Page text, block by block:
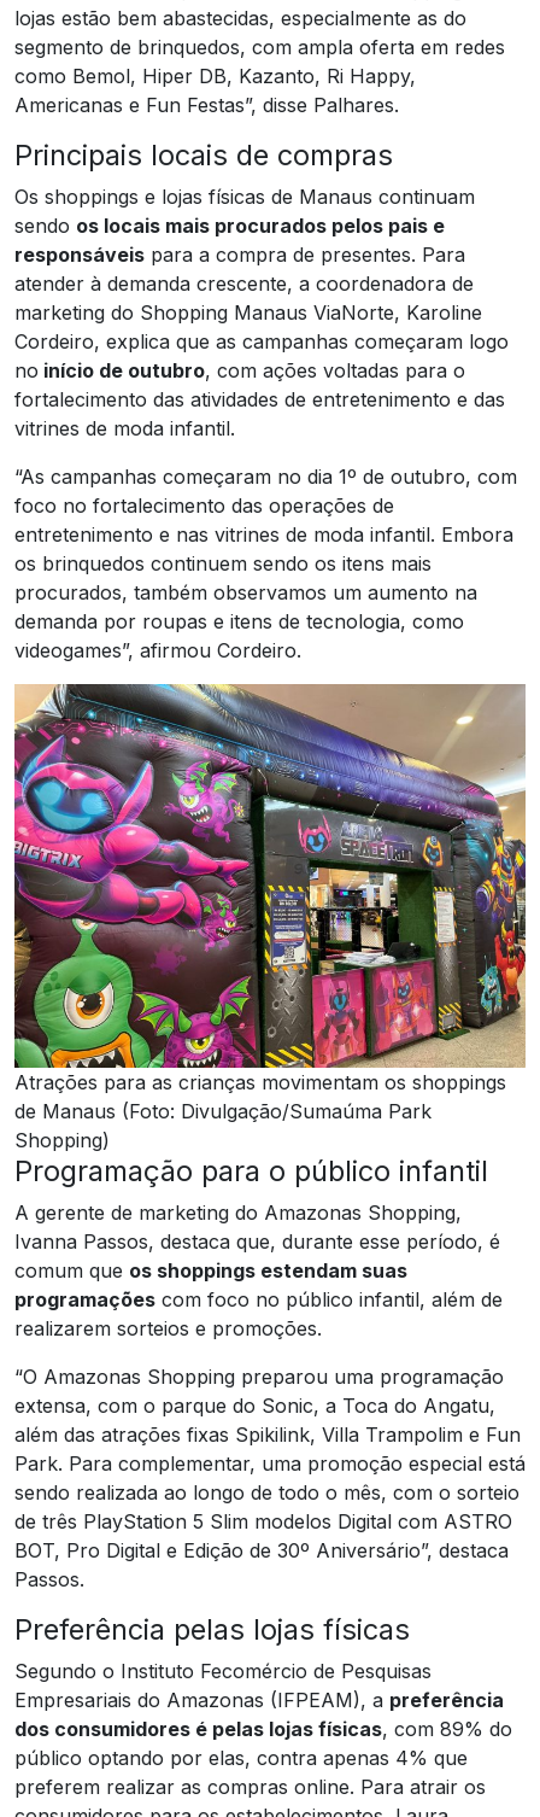
lojas estão bem abastecidas, especialmente as do
segmento de brinquedos, com ampla oferta em redes
como Bemol, Hiper DB, Kazanto, Ri Happy,
Americanas e Fun Festas”, disse Palhares.
Principais locais de compras
Os shoppings e lojas físicas de Manaus continuam
sendo os locais mais procurados pelos pais e
responsáveis para a compra de presentes. Para
atender à demanda crescente, a coordenadora de
marketing do Shopping Manaus ViaNorte, Karoline
Cordeiro, explica que as campanhas começaram logo
no início de outubro, com ações voltadas para o
fortalecimento das atividades de entretenimento e das
vitrines de moda infantil.
“As campanhas começaram no dia 1º de outubro, com
foco no fortalecimento das operações de
entretenimento e nas vitrines de moda infantil. Embora
os brinquedos continuem sendo os itens mais
procurados, também observamos um aumento na
demanda por roupas e itens de tecnologia, como
videogames”, afirmou Cordeiro.
Atrações para as crianças movimentam os shoppings
de Manaus (Foto: Divulgação/Sumaúma Park
Shopping)
Programação para o público infantil
A gerente de marketing do Amazonas Shopping,
Ivanna Passos, destaca que, durante esse período, é
comum que os shoppings estendam suas
programações com foco no público infantil, além de
realizarem sorteios e promoções.
“O Amazonas Shopping preparou uma programação
extensa, com o parque do Sonic, a Toca do Angatu,
além das atrações fixas Spikilink, Villa Trampolim e Fun
Park. Para complementar, uma promoção especial está
sendo realizada ao longo de todo o mês, com o sorteio
de três PlayStation 5 Slim modelos Digital com ASTRO
BOT, Pro Digital e Edição de 30º Aniversário”, destaca
Passos.
Preferência pelas lojas físicas
Segundo o Instituto Fecomércio de Pesquisas
Empresariais do Amazonas (IFPEAM), a preferência
dos consumidores é pelas lojas físicas, com 89% do
público optando por elas, contra apenas 4% que
preferem realizar as compras online. Para atrair os